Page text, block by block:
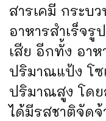
สารเคมี กระบ
อาหารสำเร็จรู
เสีย อีกทั้ง อา
ปริมาณแป้ง โซ
ปริมาณสูง โด
ได้มีรสชาติจัด